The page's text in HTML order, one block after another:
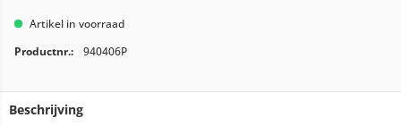
Artikel in voorraad
Productnr.:
940406P
Beschrijving